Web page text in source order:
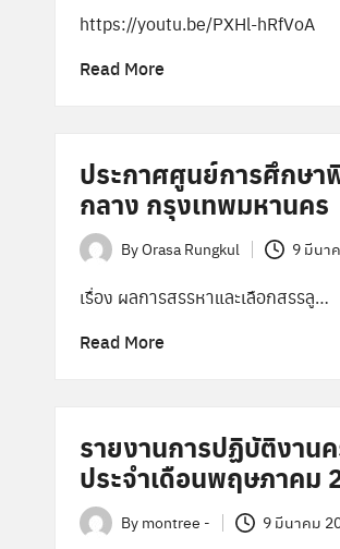
น
ก
by
https://youtu.be/PXHl-hRfVoA
Read More
ประกาศศูนย์การศึกษา
กลาง กรุงเทพมหานคร
Posted
by
ByOrasa Rungkul 9 มีนา
เรื่อง ผลการสรรหาและเลือกสรรลู…
Read More
รายงานการปฏิบัติงาน
ประจำเดือนพฤษภาคม
Posted
By montree - 9 มีนาคม